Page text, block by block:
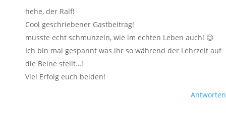
hehe, der Ralf!
Cool geschriebener Gastbeitrag!
musste echt schmunzeln, wie im echten Leben auch! 😉
Ich bin mal gespannt was ihr so während der Lehrzeit auf
die Beine stellt…!
Viel Erfolg euch beiden!
Antworten